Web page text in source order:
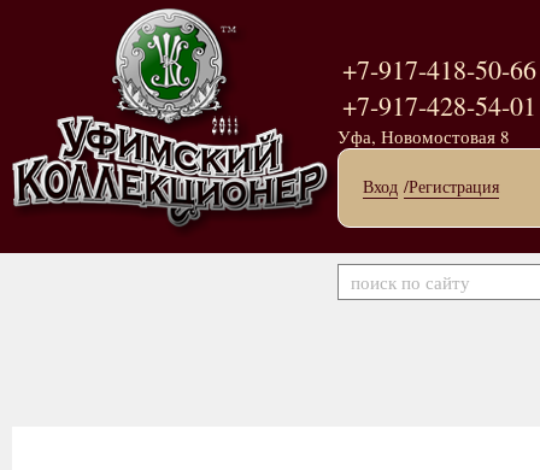
+7-917-418-50-66
+7-917-428-54-01
Уфа, Новомостовая 8
Вход /Регистрация